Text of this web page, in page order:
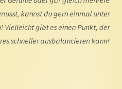
kannst du gern einmal unter
Vielleicht gibt es einen Punkt, der
schneller ausbalancieren kann!